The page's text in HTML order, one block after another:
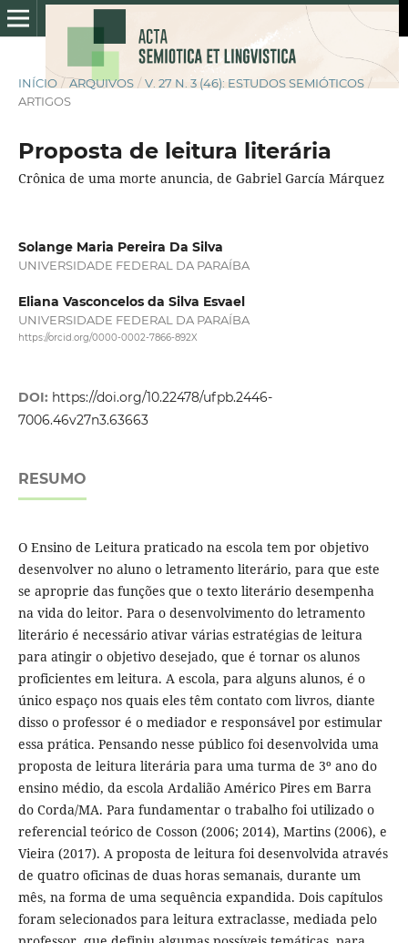
INÍCIO / ARQUIVOS / V. 27 N. 3 (46): ESTUDOS SEMIÓTICOS /
ARTIGOS
Proposta de leitura literária
Crônica de uma morte anuncia, de Gabriel García Márquez
Solange Maria Pereira Da Silva
UNIVERSIDADE FEDERAL DA PARAÍBA
Eliana Vasconcelos da Silva Esvael
UNIVERSIDADE FEDERAL DA PARAÍBA
https://orcid.org/0000-0002-7866-892X
DOI: https://doi.org/10.22478/ufpb.2446-
7006.46v27n3.63663
RESUMO
O Ensino de Leitura praticado na escola tem por objetivo
desenvolver no aluno o letramento literário, para que este
se aproprie das funções que o texto literário desempenha
na vida do leitor. Para o desenvolvimento do letramento
literário é necessário ativar várias estratégias de leitura
para atingir o objetivo desejado, que é tornar os alunos
proficientes em leitura. A escola, para alguns alunos, é o
único espaço nos quais eles têm contato com livros, diante
disso o professor é o mediador e responsável por estimular
essa prática. Pensando nesse público foi desenvolvida uma
proposta de leitura literária para uma turma de 3º ano do
ensino médio, da escola Ardalião Américo Pires em Barra
do Corda/MA. Para fundamentar o trabalho foi utilizado o
referencial teórico de Cosson (2006; 2014), Martins (2006), e
Vieira (2017). A proposta de leitura foi desenvolvida através
de quatro oficinas de duas horas semanais, durante um
mês, na forma de uma sequência expandida. Dois capítulos
foram selecionados para leitura extraclasse, mediada pelo